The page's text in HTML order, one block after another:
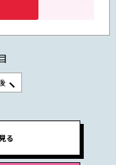
る